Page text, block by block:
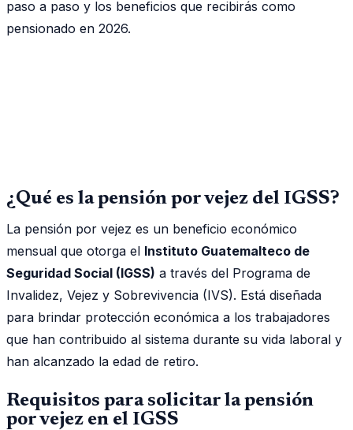
paso a paso y los beneficios que recibirás como
pensionado en 2026.
¿Qué es la pensión por vejez del IGSS?
La pensión por vejez es un beneficio económico
mensual que otorga el Instituto Guatemalteco de
Seguridad Social (IGSS) a través del Programa de
Invalidez, Vejez y Sobrevivencia (IVS). Está diseñada
para brindar protección económica a los trabajadores
que han contribuido al sistema durante su vida laboral y
han alcanzado la edad de retiro.
Requisitos para solicitar la pensión
por vejez en el IGSS